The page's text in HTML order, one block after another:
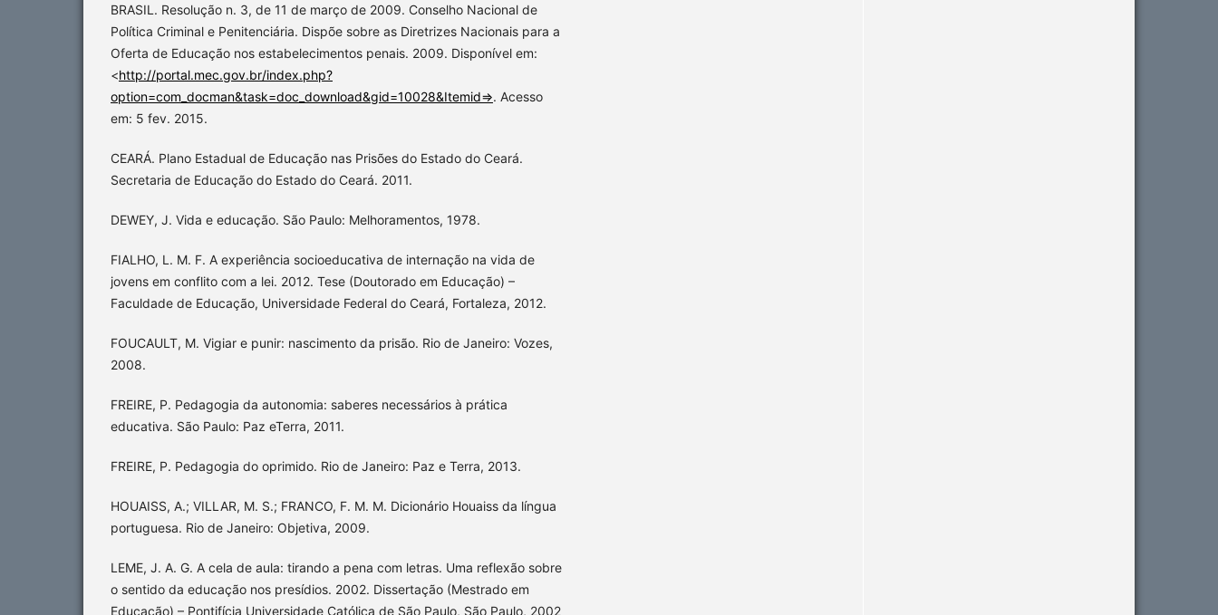
BRASIL. Resolução n. 3, de 11 de março de 2009. Conselho Nacional de
Política Criminal e Penitenciária. Dispõe sobre as Diretrizes Nacionais para a
Oferta de Educação nos estabelecimentos penais. 2009. Disponível em:
<http://portal.mec.gov.br/index.php?
option=com_docman&task=doc_download&gid=10028&Itemid=>. Acesso
em: 5 fev. 2015.
CEARÁ. Plano Estadual de Educação nas Prisões do Estado do Ceará.
Secretaria de Educação do Estado do Ceará. 2011.
DEWEY, J. Vida e educação. São Paulo: Melhoramentos, 1978.
FIALHO, L. M. F. A experiência socioeducativa de internação na vida de
jovens em conflito com a lei. 2012. Tese (Doutorado em Educação) –
Faculdade de Educação, Universidade Federal do Ceará, Fortaleza, 2012.
FOUCAULT, M. Vigiar e punir: nascimento da prisão. Rio de Janeiro: Vozes,
2008.
FREIRE, P. Pedagogia da autonomia: saberes necessários à prática
educativa. São Paulo: Paz eTerra, 2011.
FREIRE, P. Pedagogia do oprimido. Rio de Janeiro: Paz e Terra, 2013.
HOUAISS, A.; VILLAR, M. S.; FRANCO, F. M. M. Dicionário Houaiss da língua
portuguesa. Rio de Janeiro: Objetiva, 2009.
LEME, J. A. G. A cela de aula: tirando a pena com letras. Uma reflexão sobre
o sentido da educação nos presídios. 2002. Dissertação (Mestrado em
Educação) – Pontifícia Universidade Católica de São Paulo, São Paulo, 2002